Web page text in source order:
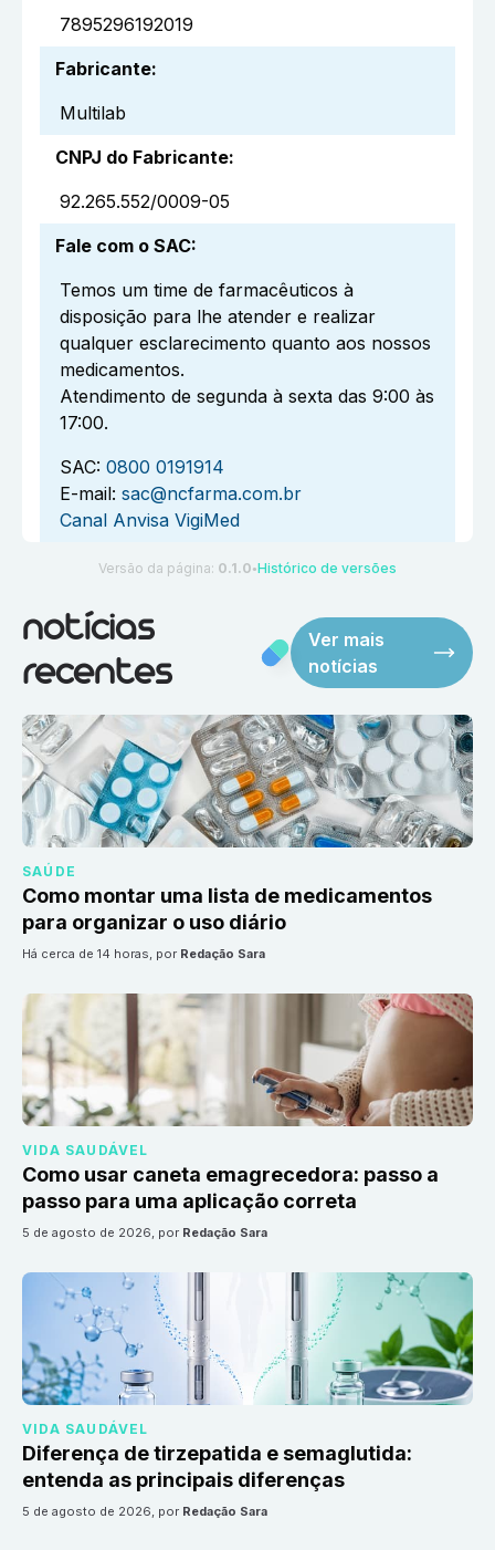
7895296192019
Fabricante:
Multilab
CNPJ do Fabricante:
92.265.552/0009-05
Fale com o SAC:
Temos um time de farmacêuticos à
disposição para lhe atender e realizar
qualquer esclarecimento quanto aos nossos
medicamentos.
Atendimento de segunda à sexta das 9:00 às
17:00.
SAC: 0800 0191914
E-mail: sac@ncfarma.com.br
Canal Anvisa VigiMed
Versão da página: 0.1.0 ●Histórico de versões
notícias
recentes
Ver mais
notícias
SAÚDE
Como montar uma lista de medicamentos
para organizar o uso diário
há cerca de 14 horas, por Redação Sara
VIDA SAUDÁVEL
Como usar caneta emagrecedora: passo a
passo para uma aplicação correta
5 de agosto de 2026, por Redação Sara
VIDA SAUDÁVEL
Diferença de tirzepatida e semaglutida:
entenda as principais diferenças
5 de agosto de 2026, por Redação Sara